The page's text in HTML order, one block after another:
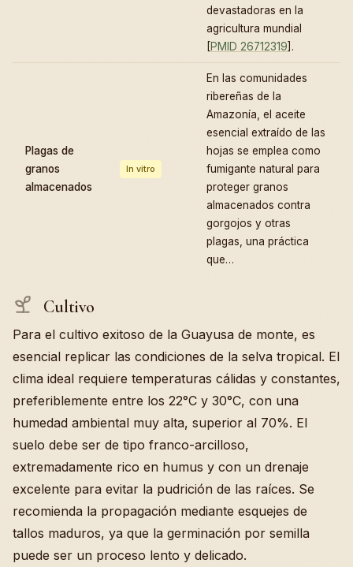
devastadoras en la
agricultura mundial
[PMID 26712319].
Plagas de
granos
almacenados
In vitro
En las comunidades
ribereñas de la
Amazonía, el aceite
esencial extraído de las
hojas se emplea como
fumigante natural para
proteger granos
almacenados contra
gorgojos y otras
plagas, una práctica
que…
Cultivo
Para el cultivo exitoso de la Guayusa de monte, es
esencial replicar las condiciones de la selva tropical. El
clima ideal requiere temperaturas cálidas y constantes,
preferiblemente entre los 22°C y 30°C, con una
humedad ambiental muy alta, superior al 70%. El
suelo debe ser de tipo franco-arcilloso,
extremadamente rico en humus y con un drenaje
excelente para evitar la pudrición de las raíces. Se
recomienda la propagación mediante esquejes de
tallos maduros, ya que la germinación por semilla
puede ser un proceso lento y delicado.